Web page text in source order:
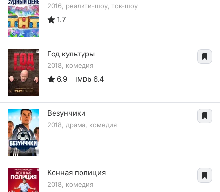
2016, реалити-шоу, ток-шоу
1.7
Год культуры
2018, комедия
6.9 IMDb 6.4
Везунчики
2018, драма, комедия
Конная полиция
2018, комедия